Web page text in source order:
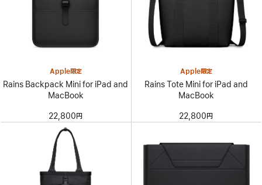
Apple限定
Rains Backpack Mini for iPad and
MacBook
22,800円
Apple限定
Rains Tote Mini for iPad and
MacBook
22,800円